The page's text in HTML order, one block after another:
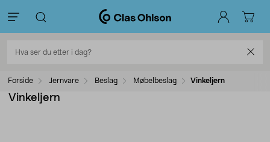
Forside Jernvare Beslag Møbelbeslag Vinkeljern
Vinkeljern